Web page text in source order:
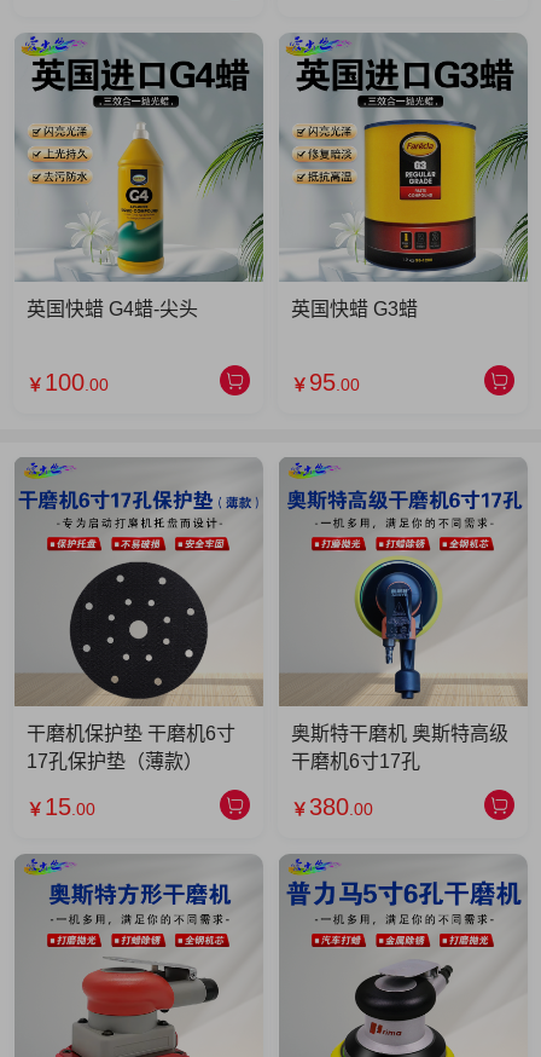
英国快蜡 G4蜡-尖头
￥ 100 .00
英国快蜡 G3蜡
￥ 95 .00
干磨机保护垫 干磨机6寸
17孔保护垫（薄款）
￥ 15 .00
奥斯特干磨机 奥斯特高级
干磨机6寸17孔
￥ 380 .00